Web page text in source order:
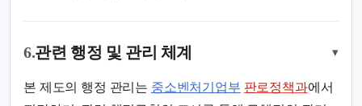
6.관련 행정 및 관리 체계 ▾
본 제도의 행정 관리는 중소벤처기업부 판로정책과에서